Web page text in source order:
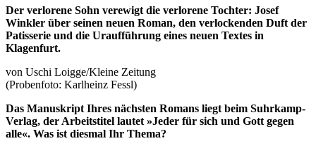
Der verlorene Sohn verewigt die verlorene Tochter: Josef
Winkler über seinen neuen Roman, den verlockenden Duft der
Patisserie und die Uraufführung eines neuen Textes in
Klagenfurt.
von Uschi Loigge/Kleine Zeitung
(Probenfoto: Karlheinz Fessl)
Das Manuskript Ihres nächsten Romans liegt beim Suhrkamp-
Verlag, der Arbeitstitel lautet »Jeder für sich und Gott gegen
alle«. Was ist diesmal Ihr Thema?